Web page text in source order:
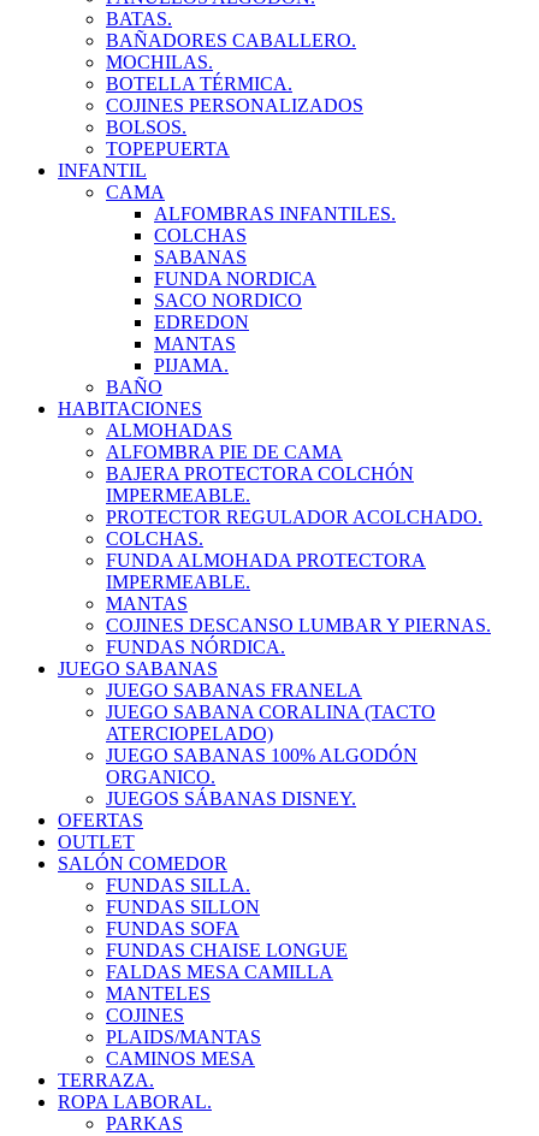
BATAS.
BAÑADORES CABALLERO.
MOCHILAS.
BOTELLA TÉRMICA.
COJINES PERSONALIZADOS
BOLSOS.
TOPEPUERTA
INFANTIL
CAMA
ALFOMBRAS INFANTILES.
COLCHAS
SABANAS
FUNDA NORDICA
SACO NORDICO
EDREDON
MANTAS
PIJAMA.
BAÑO
HABITACIONES
ALMOHADAS
ALFOMBRA PIE DE CAMA
BAJERA PROTECTORA COLCHÓN
IMPERMEABLE.
PROTECTOR REGULADOR ACOLCHADO.
COLCHAS.
FUNDA ALMOHADA PROTECTORA
IMPERMEABLE.
MANTAS
COJINES DESCANSO LUMBAR Y PIERNAS.
FUNDAS NÓRDICA.
JUEGO SABANAS
JUEGO SABANAS FRANELA
JUEGO SABANA CORALINA (TACTO
ATERCIOPELADO)
JUEGO SABANAS 100% ALGODÓN
ORGANICO.
JUEGOS SÁBANAS DISNEY.
OFERTAS
OUTLET
SALÓN COMEDOR
FUNDAS SILLA.
FUNDAS SILLON
FUNDAS SOFA
FUNDAS CHAISE LONGUE
FALDAS MESA CAMILLA
MANTELES
COJINES
PLAIDS/MANTAS
CAMINOS MESA
TERRAZA.
ROPA LABORAL.
PARKAS